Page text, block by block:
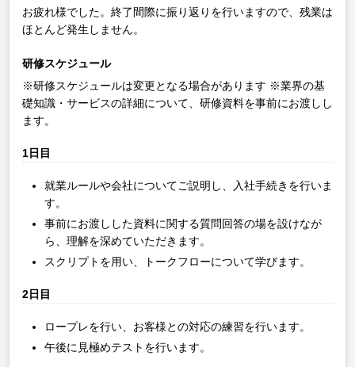
お疲れ様でした。終了間際に振り返りを行いますので、残業は
ほとんど発生しません。
研修スケジュール
※研修スケジュールは変更となる場合があります ※業界の基
礎知識・サービスの詳細について、研修資料を事前にお渡しし
ます。
1日目
就業ルールや会社についてご説明し、入社手続きを行いま
す。
事前にお渡しした資料に関する質問回答の場を設けなが
ら、理解を深めていただきます。
スクリプトを用い、トークフローについて学びます。
2日目
ロープレを行い、お客様との対応の練習を行います。
午後に見極めテストを行います。